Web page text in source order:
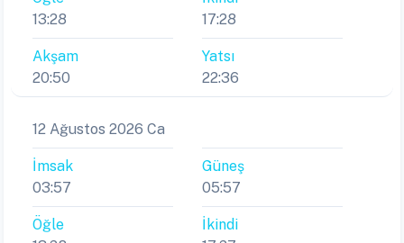
13:28
17:28
Akşam
20:50
Yatsı
22:36
12 Ağustos 2026 Ca
İmsak
03:57
Güneş
05:57
Öğle
İkindi